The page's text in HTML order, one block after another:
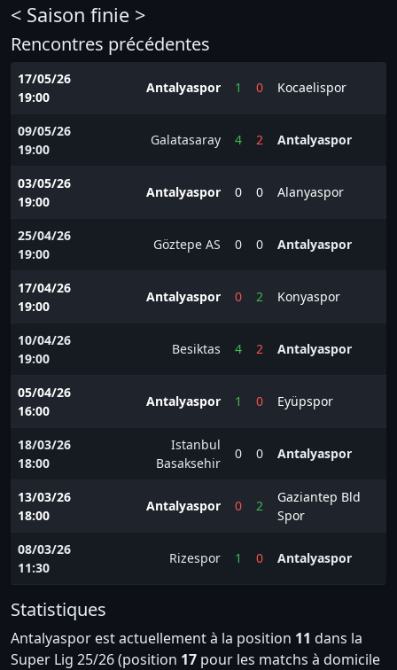
< Saison finie >
Rencontres précédentes
17/05/26
19:00
Antalyaspor 1 0 Kocaelispor
09/05/26
19:00
Galatasaray 4 2 Antalyaspor
03/05/26
19:00
Antalyaspor 0 0 Alanyaspor
25/04/26
19:00
Göztepe AS 0 0 Antalyaspor
17/04/26
19:00
Antalyaspor 0 2 Konyaspor
10/04/26
19:00
Besiktas 4 2 Antalyaspor
05/04/26
16:00
Antalyaspor 1 0 Eyüpspor
18/03/26
18:00
Istanbul
Basaksehir
0 0 Antalyaspor
13/03/26
18:00
Antalyaspor 0 2
Gaziantep Bld
Spor
08/03/26
11:30
Rizespor 1 0 Antalyaspor
Statistiques
Antalyaspor est actuellement à la position 11 dans la
Super Lig 25/26 (position 17 pour les matchs à domicile